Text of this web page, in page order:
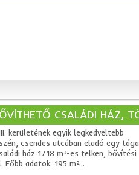
CSALÁDI HÁZ,
kerületének egyik legkedveltebb
csendes utcában eladó egy
ház 1718 m²-es telken, bővítési
adatok: 195 m²...